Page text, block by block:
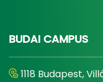
BUDAI CAMPUS
1118 Budapest,